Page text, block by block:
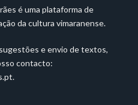
é uma plataforma de
da cultura vimaranense.
e envio de textos,
contacto:
.